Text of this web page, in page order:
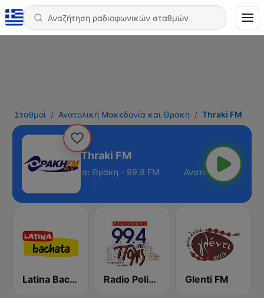
Σταθμοί Ανατολική Μακεδονία και Θράκη Thraki FM
Thraki FM
Μακεδονία και Θράκη - 99.8 FM
Latina Bachata Radio Polis 99.4 FM Glenti FM